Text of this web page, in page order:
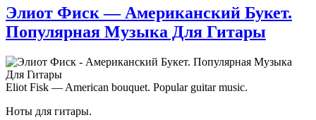
Элиот Фиск — Американский Букет.
Популярная Музыка Для Гитары
Eliot Fisk — American bouquet. Popular guitar music.
Ноты для гитары.